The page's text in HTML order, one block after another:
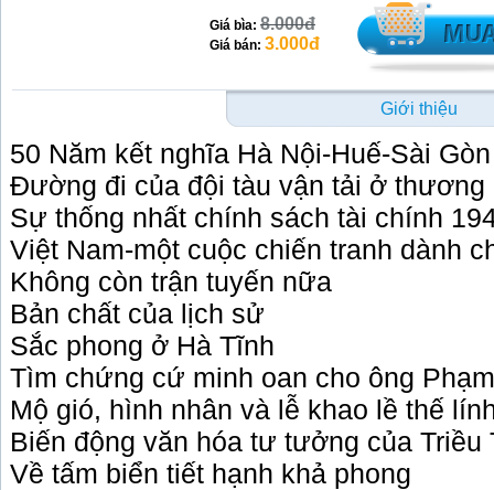
Giá bìa: 8.000đ
Giá bán: 3.000đ
Giới thiệu
50 Năm kết nghĩa Hà Nội-Huế-Sài Gòn
Đường đi của đội tàu vận tải ở
Sự thống nhất chính sách tài chính
Việt Nam-một cuộc chiến tranh dành
Không còn trận tuyến nữa
Bản chất của lịch sử
Sắc phong ở Hà Tĩnh
Tìm chứng cứ minh oan cho ông
Mộ gió, hình nhân và lễ khao lề thế
Biến động văn hóa tư tưởng của Triều
Về tấm biển tiết hạnh khả phong